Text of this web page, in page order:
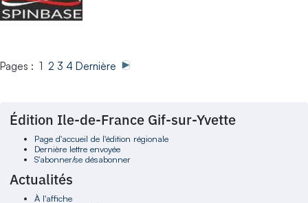
Pages : 1 2 3 4 Dernière
Édition Ile-de-France Gif-sur-Yvette
Page d'accueil de l'édition régionale
Dernière lettre envoyée
S'abonner/se désabonner
Actualités
À l'affiche